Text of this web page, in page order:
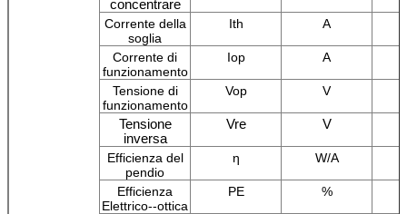
concentrare
Corrente della
soglia
Ith A
Corrente di
funzionamento
Iop A
Tensione di
funzionamento
Vop V
Tensione
inversa
Vre V
Efficienza del
pendio
η W/A
Efficienza
Elettrico--ottica
PE %